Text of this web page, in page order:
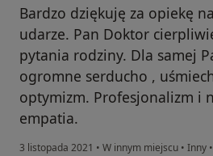
Bardzo dziękuję za opiekę
udarze. Pan Doktor
pytania rodziny. Dla samej
ogromne serducho ,
optymizm. Profesjonalizm i
empatia.
3 listopada 2021 • W innym miejscu • Inny •